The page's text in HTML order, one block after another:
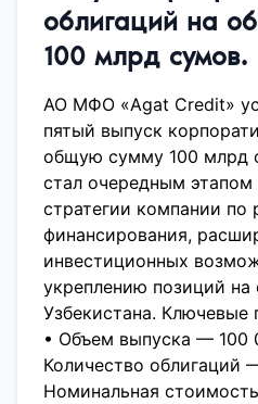
облигаций на
100 млрд сумов.
АО МФО «Agat Credit»
пятый выпуск
общую сумму 100 млрд
стал очередным этапом
стратегии компании по
финансирования,
инвестиционных
укреплению позиций
Узбекистана.
• Объем выпуска — 100
Количество облигаций
Номинальная